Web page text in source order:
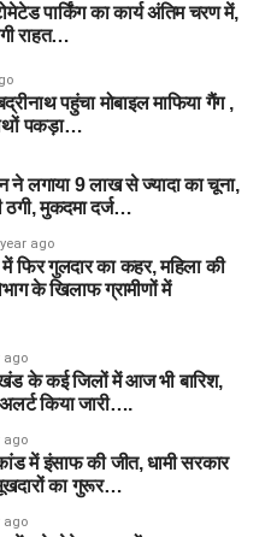
पार्किंग का कार्य अंतिम चरण में,
राहत…
पहुंचा मोबाइल माफिया गैंग ,
पकड़ा…
ने लगाया 9 लाख से ज्यादा का चूना,
मुकदमा दर्ज…
ago
फिर गुलदार का कहर, महिला की
के खिलाफ ग्रामीणों में
ago
के कई जिलों में आज भी बारिश,
किया जारी….
ago
में इंसाफ की जीत, धामी सरकार
का गुरूर…
ago